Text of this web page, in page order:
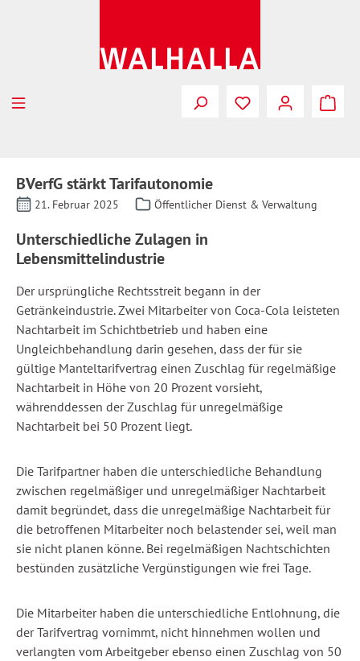
BVerfG stärkt Tarifautonomie
21. Februar 2025 Öffentlicher Dienst & Verwaltung
Unterschiedliche Zulagen in
Lebensmittelindustrie
Der ursprüngliche Rechtsstreit begann in der
Getränkeindustrie. Zwei Mitarbeiter von Coca-Cola leisteten
Nachtarbeit im Schichtbetrieb und haben eine
Ungleichbehandlung darin gesehen, dass der für sie
gültige Manteltarifvertrag einen Zuschlag für regelmäßige
Nachtarbeit in Höhe von 20 Prozent vorsieht,
währenddessen der Zuschlag für unregelmäßige
Nachtarbeit bei 50 Prozent liegt.
Die Tarifpartner haben die unterschiedliche Behandlung
zwischen regelmäßiger und unregelmäßiger Nachtarbeit
damit begründet, dass die unregelmäßige Nachtarbeit für
die betroffenen Mitarbeiter noch belastender sei, weil man
sie nicht planen könne. Bei regelmäßigen Nachtschichten
bestünden zusätzliche Vergünstigungen wie frei Tage.
Die Mitarbeiter haben die unterschiedliche Entlohnung, die
der Tarifvertrag vornimmt, nicht hinnehmen wollen und
verlangten vom Arbeitgeber ebenso einen Zuschlag von 50